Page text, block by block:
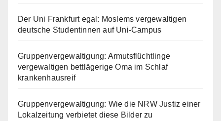
Der Uni Frankfurt egal: Moslems vergewaltigen
deutsche Studentinnen auf Uni-Campus
Gruppenvergewaltigung: Armutsflüchtlinge
vergewaltigen bettlägerige Oma im Schlaf
krankenhausreif
Gruppenvergewaltigung: Wie die NRW Justiz einer
Lokalzeitung verbietet diese Bilder zu